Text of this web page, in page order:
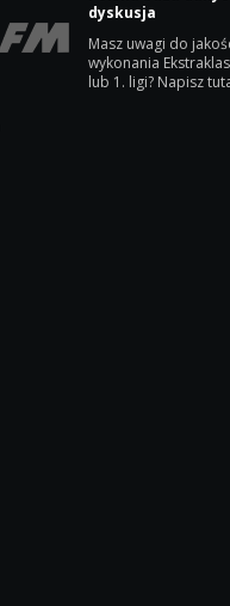
dyskusja
Masz uwagi do
wykonania
lub 1. ligi? Napisz